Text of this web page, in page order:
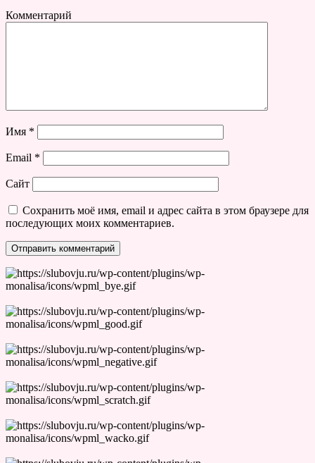
Комментарий
Имя *
Email *
Сайт
Сохранить моё имя, email и адрес сайта в этом браузере для
последующих моих комментариев.